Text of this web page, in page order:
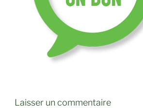
Laisser un commentaire